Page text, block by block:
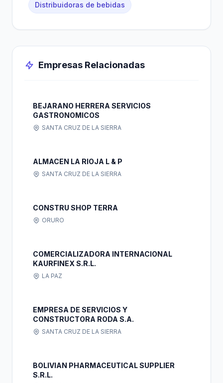
Distribuidoras de bebidas
Empresas Relacionadas
BEJARANO HERRERA SERVICIOS
GASTRONOMICOS
SANTA CRUZ DE LA SIERRA
ALMACEN LA RIOJA L & P
SANTA CRUZ DE LA SIERRA
CONSTRU SHOP TERRA
ORURO
COMERCIALIZADORA INTERNACIONAL
KAURFINEX S.R.L.
LA PAZ
EMPRESA DE SERVICIOS Y
CONSTRUCTORA RODA S.A.
SANTA CRUZ DE LA SIERRA
BOLIVIAN PHARMACEUTICAL SUPPLIER
S.R.L.